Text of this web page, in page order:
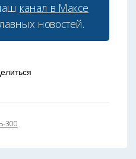
канал в Максе
новостей.
300